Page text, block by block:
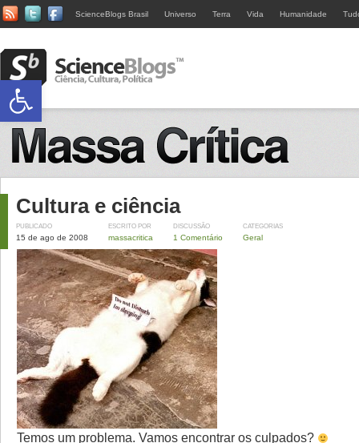
ScienceBlogs Brasil Universo Terra Vida Humanidade
Cultura e ciência
PUBLICADO
15 de ago de 2008
ESCRITO POR
massacritica
DISCUSSÃO
1 Comentário
CATEGORIAS
Geral
Temos um problema. Vamos encontrar os culpados?
Abrir a barra de ferramentas